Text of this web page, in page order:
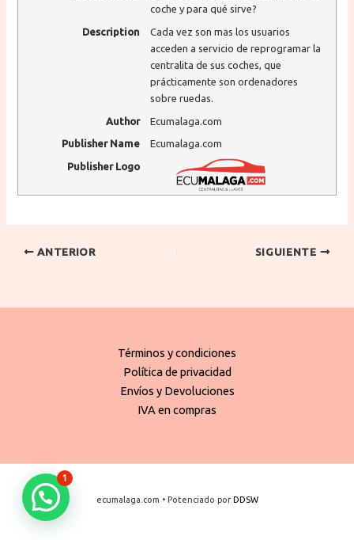
coche y para qué sirve?
Description
Cada vez son mas los usuarios
acceden a servicio de reprogramar la
centralita de sus coches, que
prácticamente son ordenadores
sobre ruedas.
Author Ecumalaga.com
Publisher Name Ecumalaga.com
Publisher Logo
ANTERIOR SIGUIENTE
Términos y condiciones
Política de privacidad
Envíos y Devoluciones
IVA en compras
ecumalaga.com • Potenciado por DDSW
1